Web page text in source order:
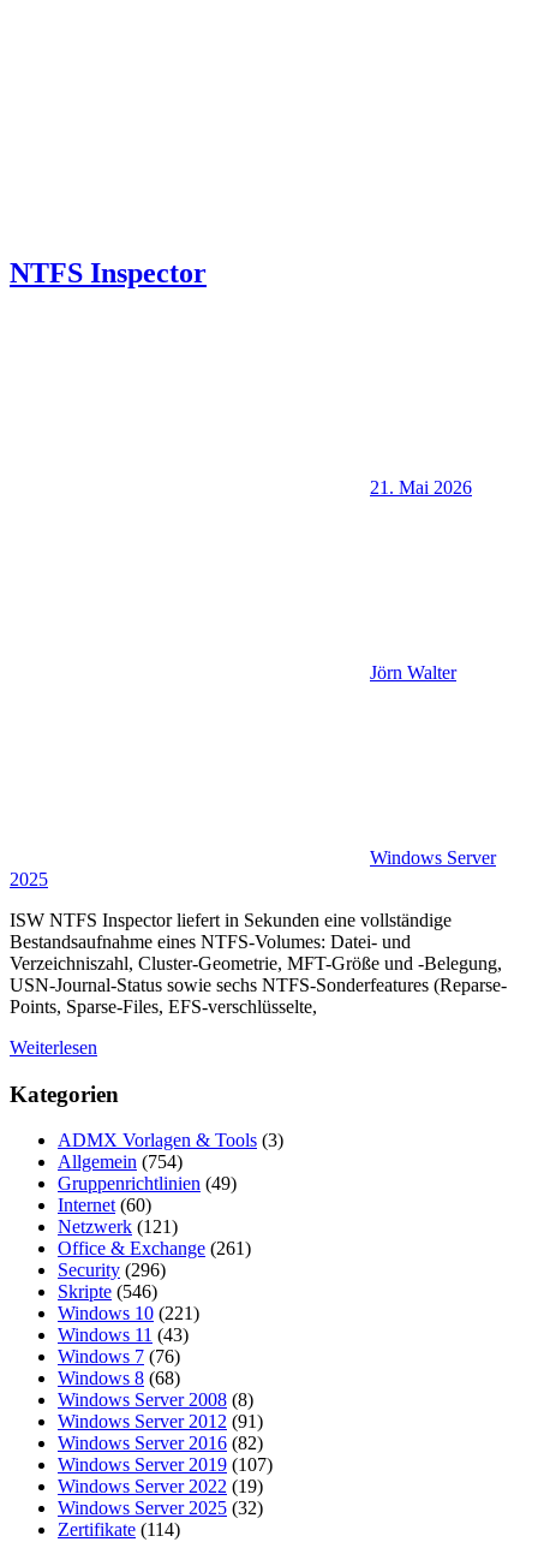
NTFS Inspector
21. Mai 2026
Jörn Walter
Windows Server
2025
ISW NTFS Inspector liefert in Sekunden eine vollständige
Bestandsaufnahme eines NTFS-Volumes: Datei- und
Verzeichniszahl, Cluster-Geometrie, MFT-Größe und -Belegung,
USN-Journal-Status sowie sechs NTFS-Sonderfeatures (Reparse-
Points, Sparse-Files, EFS-verschlüsselte,
Weiterlesen
Kategorien
ADMX Vorlagen & Tools (3)
Allgemein (754)
Gruppenrichtlinien (49)
Internet(60)
Netzwerk (121)
Office & Exchange (261)
Security (296)
Skripte (546)
Windows 10 (221)
Windows 11 (43)
Windows 7 (76)
Windows 8 (68)
Windows Server 2008 (8)
Windows Server 2012 (91)
Windows Server 2016 (82)
Windows Server 2019 (107)
Windows Server 2022 (19)
Windows Server 2025 (32)
Zertifikate (114)